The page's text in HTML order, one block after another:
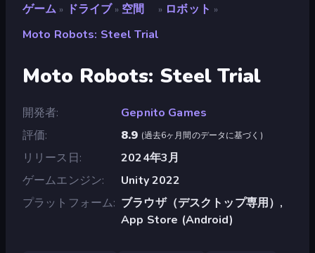
ゲーム » ドライブ » 空間 » ロボット »
Moto Robots: Steel Trial
Moto Robots: Steel Trial
開発者
Gepnito Games
評価
8.9 (過去6ヶ月間のデータに基づく )
リリース日
2024年3月
ゲームエンジン
Unity 2022
プラットフォーム ブラウザ（デスクトップ専用）,
App Store (Android)